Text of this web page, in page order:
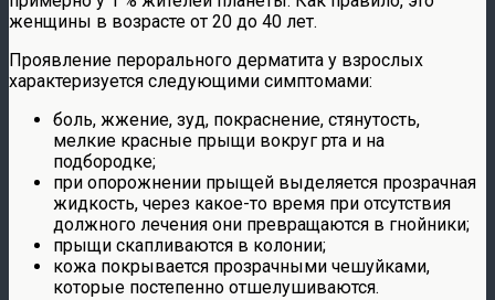
женщины в возрасте от 20 до 40 лет.
Проявление перорального дерматита у взрослых
характеризуется следующими симптомами:
боль, жжение, зуд, покраснение, стянутость,
мелкие красные прыщи вокруг рта и на
подбородке;
при опорожнении прыщей выделяется прозрачная
жидкость, через какое-то время при отсутствия
должного лечения они превращаются в гнойники;
прыщи скапливаются в колонии;
кожа покрывается прозрачными чешуйками,
которые постепенно отшелушиваются.